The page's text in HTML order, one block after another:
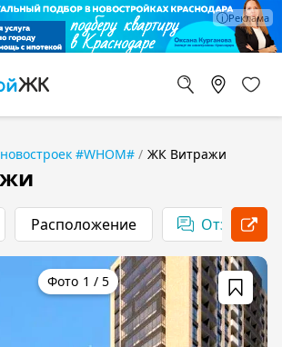
#WHOM# ЖК Витражи
Расположение
1 / 5